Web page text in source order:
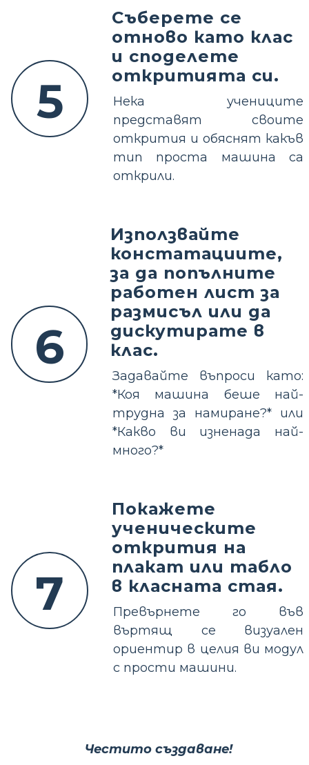
5
Съберете се
отново като клас
и споделете
откритията си.
Нека учениците
представят своите
открития и обяснят какъв
тип проста машина са
открили.
6
Използвайте
констатациите,
за да попълните
работен лист за
размисъл или да
дискутирате в
клас.
Задавайте въпроси като:
*Коя машина беше най-
трудна за намиране?* или
*Какво ви изненада най-
много?*
7
Покажете
ученическите
открития на
плакат или табло
в класната стая.
Превърнете го във
въртящ се визуален
ориентир в целия ви модул
с прости машини.
Честито създаване!